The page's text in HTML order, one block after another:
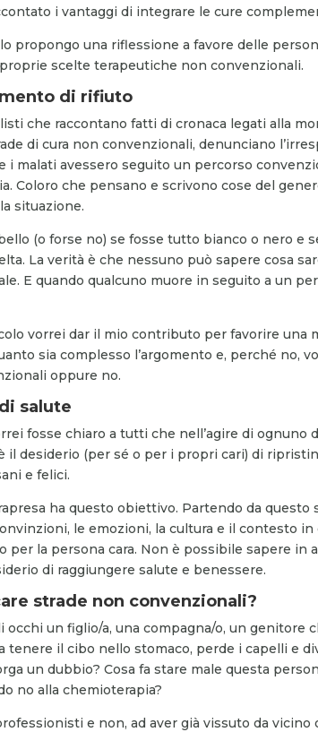
i vantaggi di integrare le cure
propongo una riflessione a favore delle
scelte terapeutiche non convenzionali.
di rifiuto
che raccontano fatti di cronaca legati alla
di cura non convenzionali, denunciano
i malati avessero seguito un percorso
Coloro che pensano e scrivono cose del
situazione.
(o forse no) se fosse tutto bianco o nero e
La verità è che nessuno può sapere cosa
E quando qualcuno muore in seguito a un
vorrei dar il mio contributo per favorire una
sia complesso l’argomento e, perché no,
oppure no.
salute
fosse chiaro a tutti che nell’agire di ognuno
il desiderio (per sé o per i propri cari) di
e felici.
ha questo obiettivo. Partendo da
le emozioni, la cultura e il contesto
per la persona cara. Non è possibile sapere in
di raggiungere salute e benessere.
strade non convenzionali?
occhi un figlio/a, una compagna/o, un genitore
tenere il cibo nello stomaco, perde i capelli e
un dubbio? Cosa fa stare male questa
no alla chemioterapia?
e non, ad aver già vissuto da